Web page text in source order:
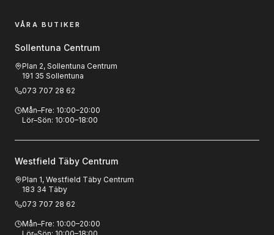
VÅRA BUTIKER
Sollentuna Centrum
Plan 2, Sollentuna Centrum
191 35 Sollentuna
073 707 28 62
Mån–Fre: 10:00–20:00
Lör–Sön: 10:00–18:00
Westfield Täby Centrum
Plan 1, Westfield Täby Centrum
183 34 Täby
073 707 28 62
Mån–Fre: 10:00–20:00